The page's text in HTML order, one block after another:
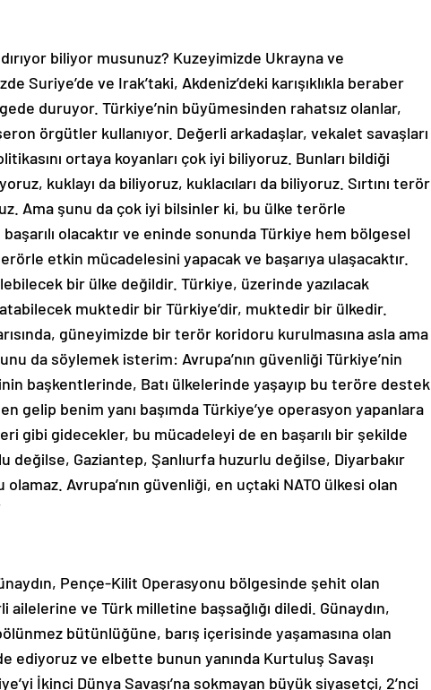
biliyor musunuz? Kuzeyimizde Ukrayna ve
Suriye’de ve Irak’taki, Akdeniz’deki karışıklıkla beraber
duruyor. Türkiye’nin büyümesinden rahatsız olanlar,
örgütler kullanıyor. Değerli arkadaşlar, vekalet savaşları
ortaya koyanları çok iyi biliyoruz. Bunları bildiği
kuklayı da biliyoruz, kuklacıları da biliyoruz. Sırtını terör
Ama şunu da çok iyi bilsinler ki, bu ülke terörle
olacaktır ve eninde sonunda Türkiye hem bölgesel
etkin mücadelesini yapacak ve başarıya ulaşacaktır.
bir ülke değildir. Türkiye, üzerinde yazılacak
muktedir bir Türkiye’dir, muktedir bir ülkedir.
güneyimizde bir terör koridoru kurulmasına asla ama
da söylemek isterim: Avrupa’nın güvenliği Türkiye’nin
başkentlerinde, Batı ülkelerinde yaşayıp bu teröre destek
gelip benim yanı başımda Türkiye’ye operasyon yapanlara
gibi gidecekler, bu mücadeleyi de en başarılı bir şekilde
değilse, Gaziantep, Şanlıurfa huzurlu değilse, Diyarbakır
Avrupa’nın güvenliği, en uçtaki NATO ülkesi olan
Pençe-Kilit Operasyonu bölgesinde şehit olan
ve Türk milletine başsağlığı diledi. Günaydın,
bütünlüğüne, barış içerisinde yaşamasına olan
ediyoruz ve elbette bunun yanında Kurtuluş Savaşı
İkinci Dünya Savaşı’na sokmayan büyük siyasetçi, 2’nci